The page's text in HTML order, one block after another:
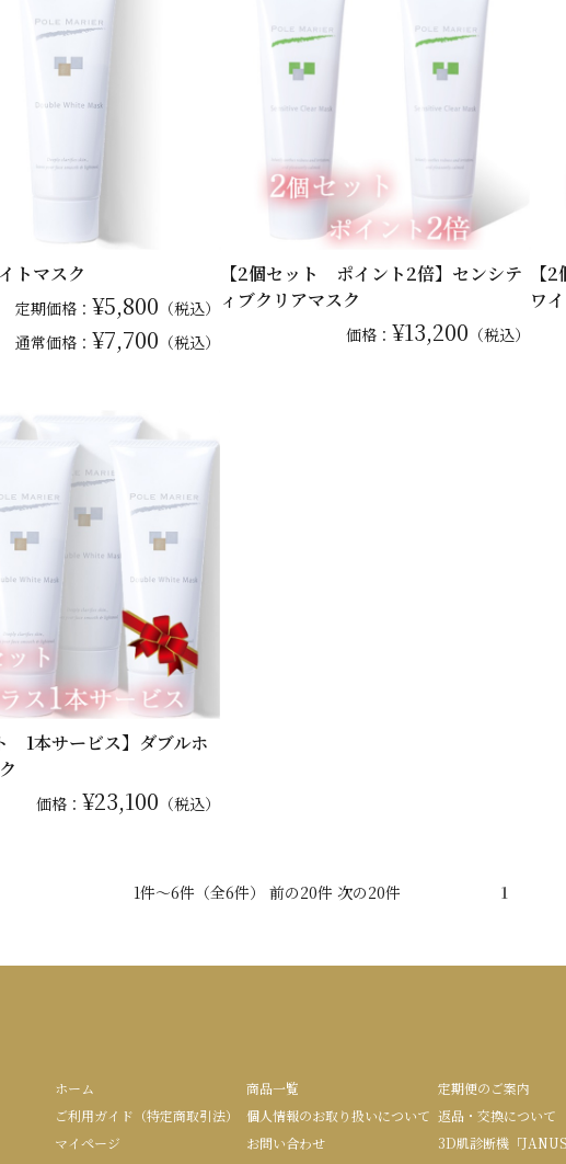
トマスク
定期価格： ¥5,800 （税込）
通常価格： ¥7,700 （税込）
【2個セット ポイント2倍】センシテ
ィブクリアマスク
価格： ¥13,200 （税込）
【
ワ
1本サービス】ダブルホ
価格： ¥23,100 （税込）
1件～6件（全6件） 前の20件 次の20件 1
ホーム 商品一覧
定期便のご案内
ご利用ガイド（特定商取引法）
個人情報のお取り扱いについて 返品・交換について
マイページ
お問い合わせ 3D肌診断機「